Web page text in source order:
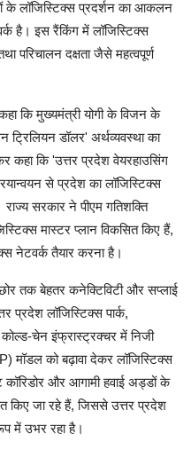
के लॉजिस्टिक्स प्रदर्शन का आकलन
है। इस रैंकिंग में लॉजिस्टिक्स
परिचालन दक्षता जैसे महत्वपूर्ण
कि मुख्यमंत्री योगी के विजन के
डॉलर' अर्थव्यवस्था का
कहा कि 'उत्तर प्रदेश वेयरहाउसिंग
से प्रदेश का लॉजिस्टिक्स
सरकार ने पीएम गतिशक्ति
मास्टर प्लान विकसित किए हैं,
नेटवर्क तैयार करना है।
तक बेहतर कनेक्टिविटी और सप्लाई
प्रदेश लॉजिस्टिक्स पार्क,
कोल्ड-चेन इंफ्रास्ट्रक्चर में निजी
मॉडल को बढ़ावा देकर लॉजिस्टिक्स
और आगामी हवाई अड्डों के
किए जा रहे हैं, जिससे उत्तर प्रदेश
में उभर रहा है।